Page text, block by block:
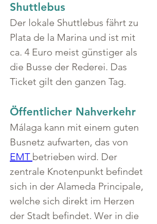
Shuttlebus
Der lokale Shuttlebus fährt zu
Plata de la Marina und ist mit
ca. 4 Euro meist günstiger als
die Busse der Rederei. Das
Ticket gilt den ganzen Tag.
Öffentlicher Nahverkehr
Málaga kann mit einem guten
Busnetz aufwarten, das von
EMT betrieben wird. Der
zentrale Knotenpunkt befindet
sich in der Alameda Principale,
welche sich direkt im Herzen
der Stadt befindet. Wer in die